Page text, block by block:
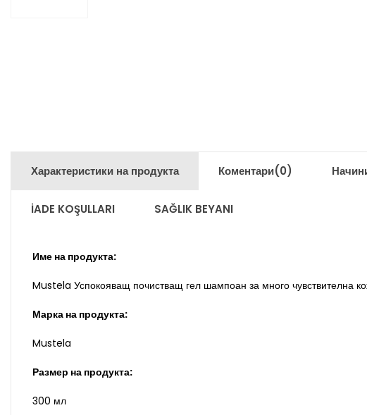
Характеристики на продукта Коментари(0)
İADE KOŞULLARI SAĞLIK BEYANI
Име на продукта:
Mustela Успокояващ почистващ гел шампоан за много чувствителна
Марка на продукта:
Mustela
Размер на продукта:
300 мл